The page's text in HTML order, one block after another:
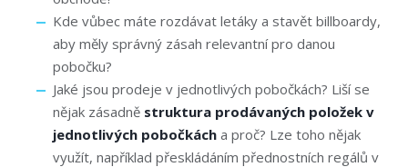
Kde vůbec máte rozdávat letáky a stavět billboardy,
aby měly správný zásah relevantní pro danou
pobočku?
Jaké jsou prodeje v jednotlivých pobočkách? Liší se
nějak zásadně struktura prodávaných položek v
jednotlivých pobočkách a proč? Lze toho nějak
využít, například přeskládáním přednostních regálů v